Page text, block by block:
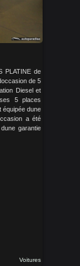
PLATINE de
de 5
Diesel et
5 places
équipée dune
a été
garantie
Voitures